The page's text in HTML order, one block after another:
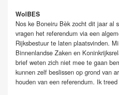
WolBES
Nos ke Boneiru Bèk zocht dit jaar al
vragen het referendum via een
Rijksbestuur te laten plaatsvinden.
Binnenlandse Zaken en
brief weten zich niet mee te gaan
kunnen zelf beslissen op grond van
houden van een referendum. Ik